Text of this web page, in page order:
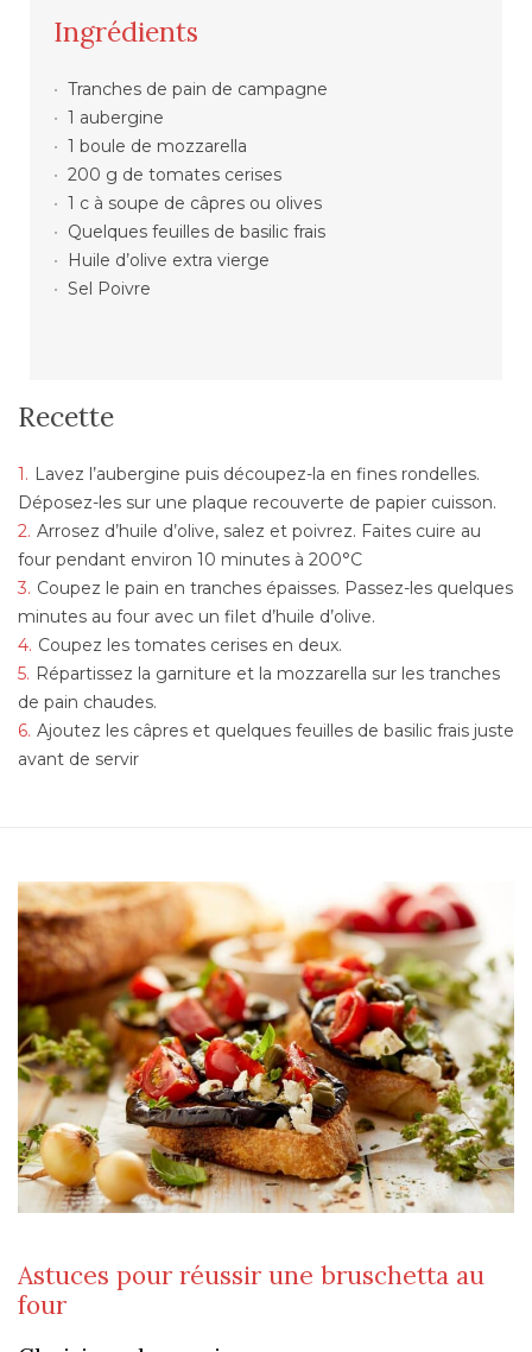
Ingrédients
Tranches de pain de campagne
1 aubergine
1 boule de mozzarella
200 g de tomates cerises
1 c à soupe de câpres ou olives
Quelques feuilles de basilic frais
Huile d’olive extra vierge
Sel Poivre
Recette
Lavez l’aubergine puis découpez-la en fines rondelles.
Déposez-les sur une plaque recouverte de papier cuisson.
Arrosez d’huile d’olive, salez et poivrez. Faites cuire au
four pendant environ 10 minutes à 200°C
Coupez le pain en tranches épaisses. Passez-les quelques
minutes au four avec un filet d’huile d’olive.
Coupez les tomates cerises en deux.
Répartissez la garniture et la mozzarella sur les tranches
de pain chaudes.
Ajoutez les câpres et quelques feuilles de basilic frais juste
avant de servir
Astuces pour réussir une bruschetta au
four